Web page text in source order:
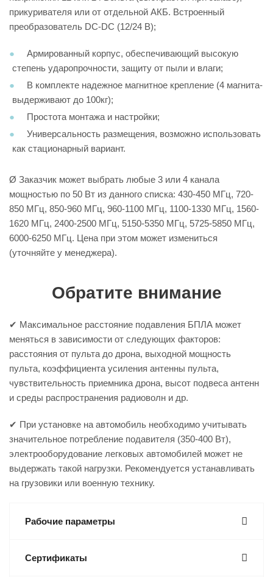
прикуривателя или от отдельной АКБ. Встроенный
преобразователь DC-DC (12/24 В);
Армированный корпус, обеспечивающий высокую
степень ударопрочности, защиту от пыли и влаги;
В комплекте надежное магнитное крепление (4 магнита-
выдерживают до 100кг);
Простота монтажа и настройки;
Универсальность размещения, возможно использовать
как стационарный вариант.
Ø Заказчик может выбрать любые 3 или 4 канала
мощностью по 50 Вт из данного списка: 430-450 МГц, 720-
850 МГц, 850-960 МГц, 960-1100 МГц, 1100-1330 МГц, 1560-
1620 МГц, 2400-2500 МГц, 5150-5350 МГц, 5725-5850 МГц,
6000-6250 МГц. Цена при этом может измениться
(уточняйте у менеджера).
Обратите внимание
✔ Максимальное расстояние подавления БПЛА может
меняться в зависимости от следующих факторов:
расстояния от пульта до дрона, выходной мощность
пульта, коэффициента усиления антенны пульта,
чувствительность приемника дрона, высот подвеса антенн
и среды распространения радиоволн и др.
✔ При установке на автомобиль необходимо учитывать
значительное потребление подавителя (350-400 Вт),
электрооборудование легковых автомобилей может не
выдержать такой нагрузки. Рекомендуется устанавливать
на грузовики или военную технику.
Рабочие параметры
Сертификаты